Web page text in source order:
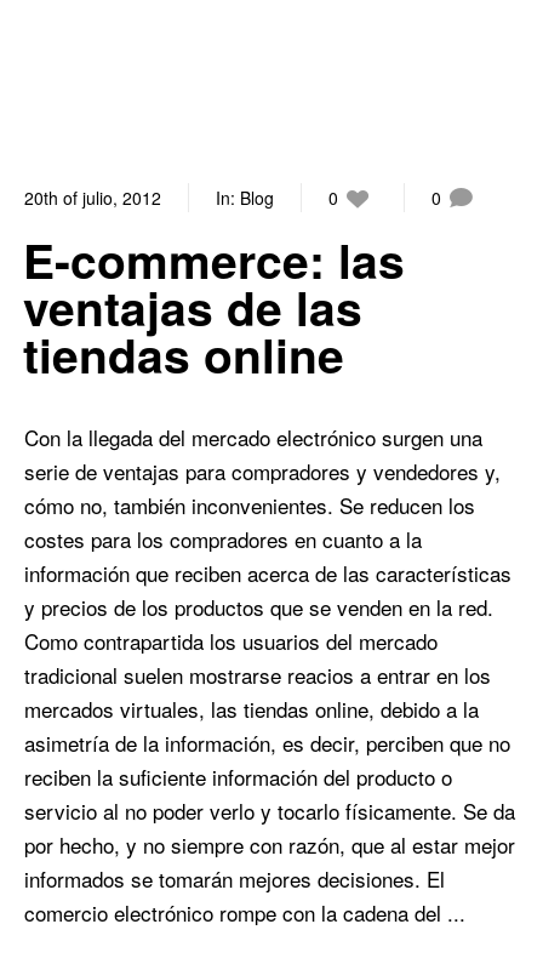
20th of julio, 2012 In: Blog 0 0
E-commerce: las
ventajas de las
tiendas online
Con la llegada del mercado electrónico surgen una
serie de ventajas para compradores y vendedores y,
cómo no, también inconvenientes. Se reducen los
costes para los compradores en cuanto a la
información que reciben acerca de las características
y precios de los productos que se venden en la red.
Como contrapartida los usuarios del mercado
tradicional suelen mostrarse reacios a entrar en los
mercados virtuales, las tiendas online, debido a la
asimetría de la información, es decir, perciben que no
reciben la suficiente información del producto o
servicio al no poder verlo y tocarlo físicamente. Se da
por hecho, y no siempre con razón, que al estar mejor
informados se tomarán mejores decisiones. El
comercio electrónico rompe con la cadena del ...